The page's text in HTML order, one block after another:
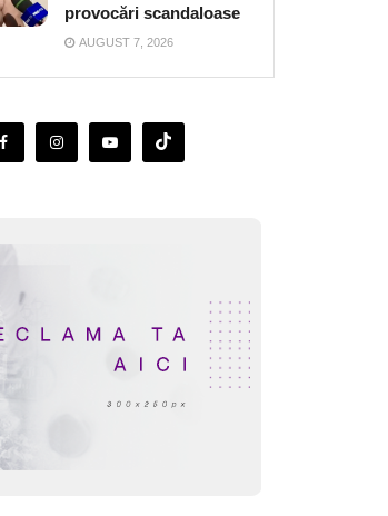
provocări scandaloase
AUGUST 7, 2026